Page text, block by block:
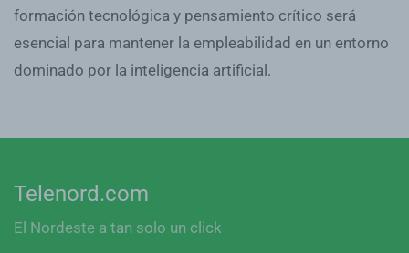
formación tecnológica y pensamiento crítico será
esencial para mantener la empleabilidad en un entorno
dominado por la inteligencia artificial.
Telenord.com
El Nordeste a tan solo un click